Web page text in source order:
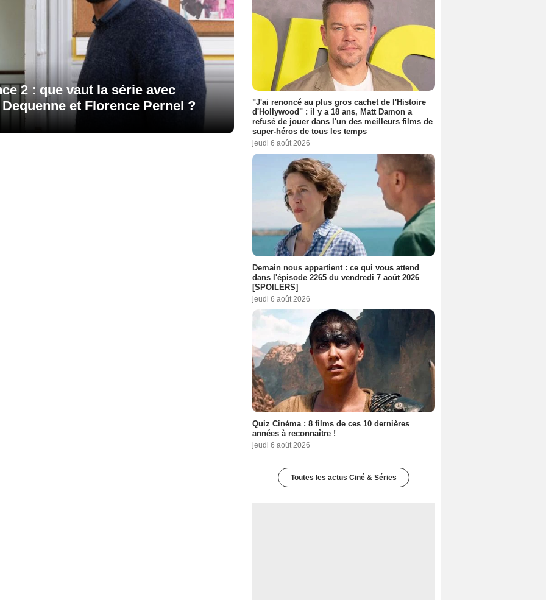
2 : que vaut la série avec
et Florence Pernel ?
"J'ai renoncé au plus gros cachet de l'Histoire
d'Hollywood" : il y a 18 ans, Matt Damon a
refusé de jouer dans l'un des meilleurs films de
super-héros de tous les temps
jeudi 6 août 2026
Demain nous appartient : ce qui vous attend
dans l'épisode 2265 du vendredi 7 août 2026
[SPOILERS]
jeudi 6 août 2026
Quiz Cinéma : 8 films de ces 10 dernières
années à reconnaître !
jeudi 6 août 2026
Toutes les actus Ciné & Séries